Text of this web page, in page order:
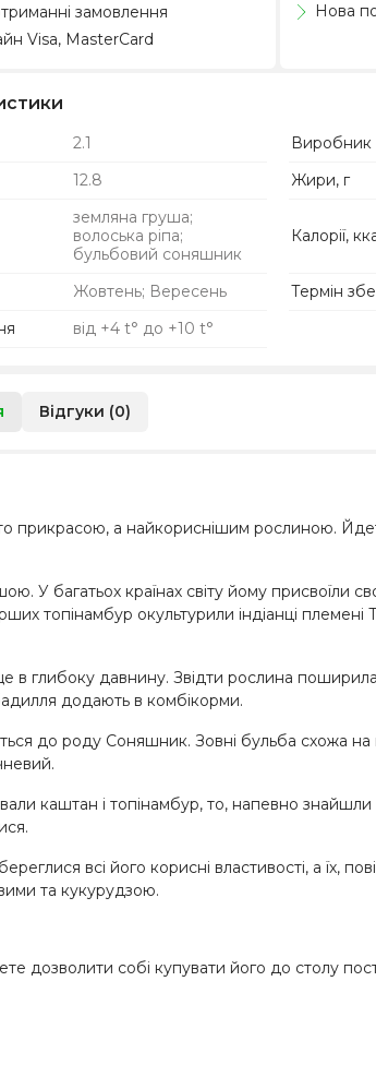
замовлення
Visa, MasterCard
Нова
2.1 Виробник
12.8 Жири, г
земляна груша;
волоська ріпа;
бульбовий соняшник
Калорії,
Жовтень; Вересень Термін
від +4 t° до +10 t°
Відгуки (0)
прикрасою, а найкориснішим рослиною.
багатьох країнах світу йому присвоїли
топінамбур окультурили індіанці племені
глибоку давнину. Звідти рослина
додають в комбікорми.
до роду Соняшник. Зовні бульба схожа на
каштан і топінамбур, то, напевно знайшли
всі його корисні властивості, а їх,
та кукурудзою.
дозволити собі купувати його до столу